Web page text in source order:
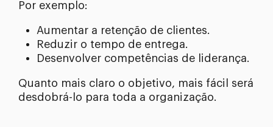
Por exemplo:
Aumentar a retenção de clientes.
Reduzir o tempo de entrega.
Desenvolver competências de liderança.
Quanto mais claro o objetivo, mais fácil será
desdobrá-lo para toda a organização.